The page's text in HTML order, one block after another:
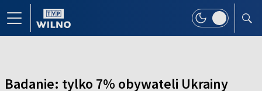
Badanie: tylko 7% obywateli Ukrainy